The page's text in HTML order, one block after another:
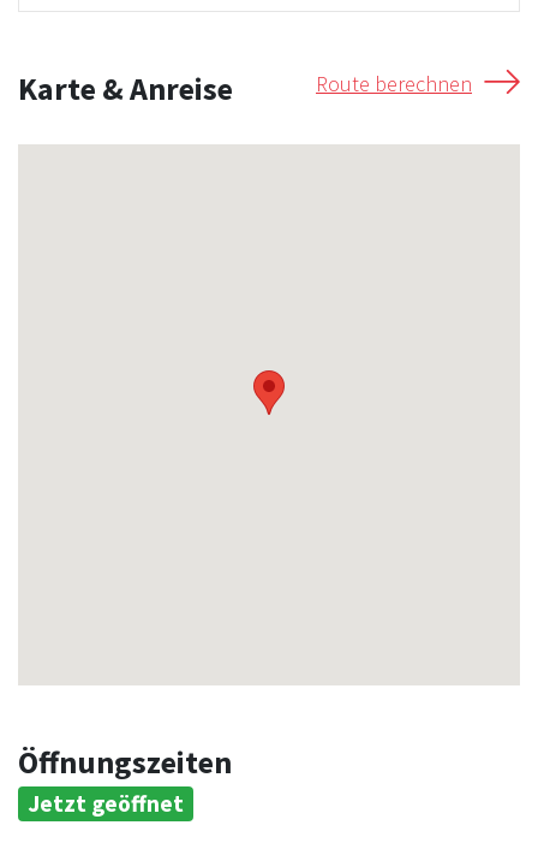
Karte & Anreise Route berechnen
Öffnungszeiten
Jetzt geöffnet